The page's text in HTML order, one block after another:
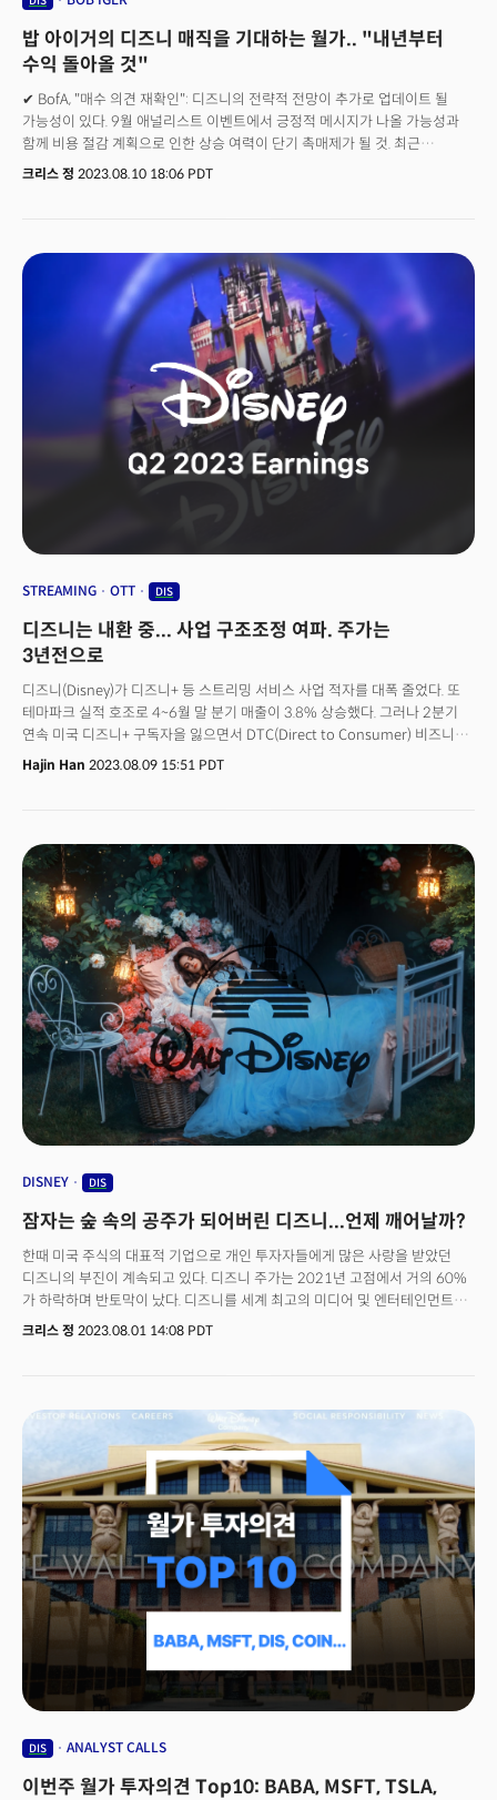
밥 아이거의 디즈니 매직을 기대하는 월가.. "내년부터
수익 돌아올 것"
✔ BofA, "매수 의견 재확인": 디즈니의 전략적 전망이 추가로 업데이트 될
가능성이 있다. 9월 애널리스트 이벤트에서 긍정적 메시지가 나올 가능성과
함께 비용 절감 계획으로 인한 상승 여력이 단기 촉매제가 될 것. 최근
가이던스와 목표 절감 이니셔티브를 고려할때 컨센서스가 높게 편향될
주도할 것. 목표가 105달러 제시. ✔ JP모건, "비중확대 의견 유지": 스트리밍
부문의 손실과 미디어 구독 감소 및 광고 역풍으로 전반적인 미디어 환경에
대해 신중하지만 디즈니는 자산이 강력하게 믹스되어 있고 스트리밍 손실은
내년부터 급격히 감소할 것으로 전망되기 때문에 동종업계 중 가장 좋아하는
이름이다. 목표가 125달러 제시. ✔ 골드만삭스, "매수 의견 제시": 디즈니+
에서 수익을 창출하고 ESPN의 적절한 파트너를 찾는 등 경영진이 해야 할
일을 하면서 진전을 보이고 있다. 목표가 128달러 제시. ✔ 씨티그룹,
"매수의견 제시": 위험요인이 있다. 팬데믹의 영향은 궁극적으로 디즈니의
공원과 사용자 경험 및 소비재 부문(DPEP) 부문 및 기존 선형 미디어 부문을
현재 예상하는 것보다 더 오랜 기간 혼란에 빠뜨릴 수 있다.
크리스 정 2023.08.10 18:06 PDT
STREAMING OTT DIS
디즈니는 내환 중... 사업 구조조정 여파. 주가는
3년전으로
디즈니(Disney)가 디즈니+ 등 스트리밍 서비스 사업 적자를 대폭 줄었다. 또
테마파크 실적 호조로 4~6월 말 분기 매출이 3.8% 상승했다. 그러나 2분기
연속 미국 디즈니+ 구독자을 잃으면서 DTC(Direct to Consumer) 비즈니스
확대에 빨간불이 켜졌다. 6월 말 기준 글로벌 디즈니+가입자는 1억 4,610만
명이었다. 인상적이지 않은 실적에 주가 역시 90달러 아래에 머물렀다.
Hajin Han 2023.08.09 15:51 PDT
DISNEY DIS
잠자는 숲 속의 공주가 되어버린 디즈니...언제 깨어날까?
한때 미국 주식의 대표적 기업으로 개인 투자자들에게 많은 사랑을 받았던
디즈니의 부진이 계속되고 있다. 디즈니 주가는 2021년 고점에서 거의 60%
가 하락하며 반토막이 났다. 디즈니를 세계 최고의 미디어 및 엔터테인먼트
제국으로 만든 밥 아이거가 CEO(최고경영자)로 돌아왔지만 여전히 회사는
테마파크와 소비재 산업 부문이지만 이마저도 최근 테마파크의 방문자가
줄어들고 있는 것으로 분석되면서 우려를 자아내고 있다. 총체적 난관에
부딪힌 디즈니는 과연 회복할 수 있을까?
크리스 정 2023.08.01 14:08 PDT
DIS ANALYST CALLS
이번주 월가 투자의견 Top10: BABA, MSFT, TSLA,